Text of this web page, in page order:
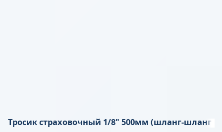
Тросик страховочный 1/8" 500мм (шланг-шланг)